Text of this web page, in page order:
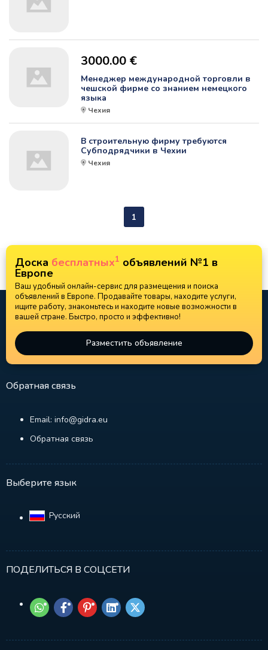
3000.00 €
Менеджер международной торговли в
чешской фирме со знанием немецкого
языка
Чехия
В строительную фирму требуются
Субподрядчики в Чехии
Чехия
1
Доска бесплатных1 объявлений №1 в
Европе
Ваш удобный онлайн-сервис для размещения и поиска
объявлений в Европе. Продавайте товары, находите услуги,
ищите работу, знакомьтесь и находите новые возможности в
вашей стране. Быстро, просто и эффективно!
Разместить объявление
Обратная связь
Email: info@gidra.eu
Обратная связь
Выберите язык
Русский‎
ПОДЕЛИТЬСЯ В СОЦСЕТИ